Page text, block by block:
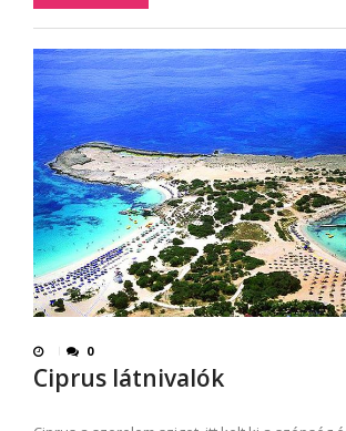
0
Ciprus látnivalók